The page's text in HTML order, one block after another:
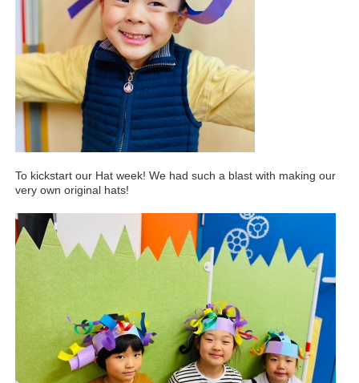
To kickstart our Hat week! We had such a blast with making our
very own original hats!